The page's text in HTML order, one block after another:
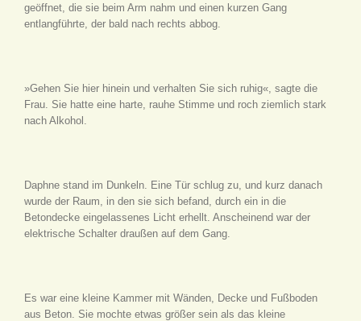
geöffnet, die sie beim Arm nahm und einen kurzen Gang
entlangführte, der bald nach rechts abbog.
»Gehen Sie hier hinein und verhalten Sie sich ruhig«, sagte die
Frau. Sie hatte eine harte, rauhe Stimme und roch ziemlich stark
nach Alkohol.
Daphne stand im Dunkeln. Eine Tür schlug zu, und kurz danach
wurde der Raum, in den sie sich befand, durch ein in die
Betondecke eingelassenes Licht erhellt. Anscheinend war der
elektrische Schalter draußen auf dem Gang.
Es war eine kleine Kammer mit Wänden, Decke und Fußboden
aus Beton. Sie mochte etwas größer sein als das kleine